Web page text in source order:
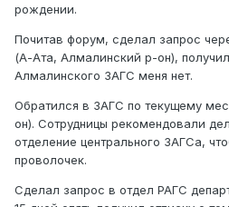
рождении.
Почитав форум, сделал запрос
(А-Ата, Алмалинский р-он),
Алмалинского ЗАГС меня нет.
Обратился в ЗАГС по текущему
он). Сотрудницы рекомендовали
отделение центрального ЗАГСа,
проволочек.
Сделал запрос в отдел РАГС